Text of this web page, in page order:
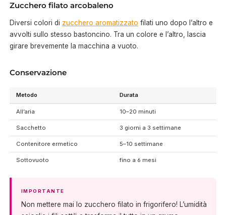
Zucchero filato arcobaleno
Diversi colori di zucchero aromatizzato filati uno dopo l’altro e
avvolti sullo stesso bastoncino. Tra un colore e l’altro, lascia
girare brevemente la macchina a vuoto.
Conservazione
Metodo Durata
All’aria 10–20 minuti
Sacchetto 3 giorni a 3 settimane
Contenitore ermetico 5–10 settimane
Sottovuoto fino a 6 mesi
IMPORTANTE
Non mettere mai lo zucchero filato in frigorifero! L’umidità